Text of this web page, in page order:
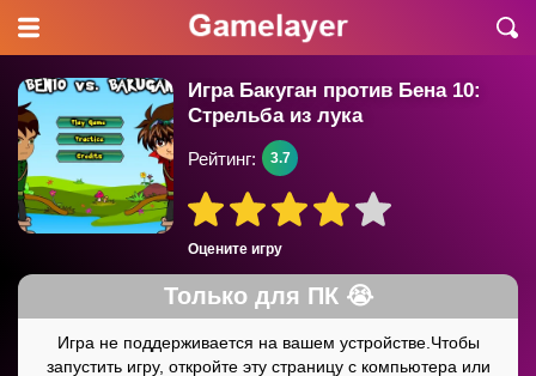
Игра Бакуган против Бена 10:
Стрельба из лука
Оцените игру
Рейтинг: 3.7